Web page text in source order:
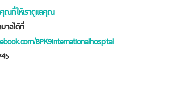
ณที่ให้เราดูแลคุณ
าลได้ที่
BPK9internationalhospital